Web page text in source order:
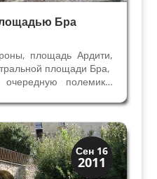
Бра
площадь Ардити,
площади Бра,
полемику.
и городские
на площади
Сен 16
2011